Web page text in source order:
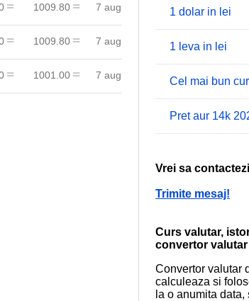
1009.80 7 aug
1009.80 7 aug
1001.00 7 aug
1 dolar in lei
1 leva in lei
Cel mai bun
Pret aur 14k
Vrei sa
Trimite mesaj!
Curs valutar,
convertor valutar
Convertor valutar
calculeaza si
la o anumita